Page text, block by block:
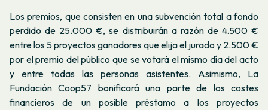
Los premios, que consisten en una subvención total a fondo
perdido de 25.000 €, se distribuirán a razón de 4.500 €
entre los 5 proyectos ganadores que elija el jurado y 2.500 €
por el premio del público que se votará el mismo día del acto
y entre todas las personas asistentes. Asimismo, La
Fundación Coop57 bonificará una parte de los costes
financieros de un posible préstamo a los proyectos